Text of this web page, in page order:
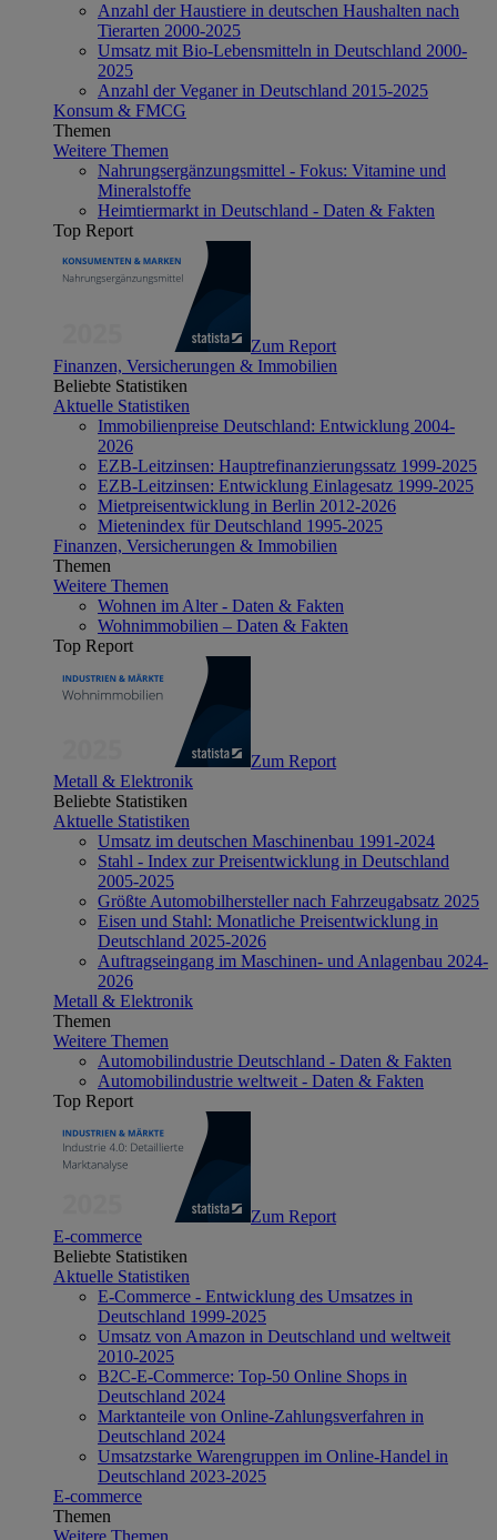
Anzahl der Haustiere in deutschen Haushalten nach
Tierarten 2000-2025
Umsatz mit Bio-Lebensmitteln in Deutschland 2000-
2025
Anzahl der Veganer in Deutschland 2015-2025
Konsum & FMCG
Themen
Weitere Themen
Nahrungsergänzungsmittel - Fokus: Vitamine und
Mineralstoffe
Heimtiermarkt in Deutschland - Daten & Fakten
Top Report
Zum Report
Finanzen, Versicherungen & Immobilien
Beliebte Statistiken
Aktuelle Statistiken
Immobilienpreise Deutschland: Entwicklung 2004-
2026
EZB-Leitzinsen: Hauptrefinanzierungssatz 1999-2025
EZB-Leitzinsen: Entwicklung Einlagesatz 1999-2025
Mietpreisentwicklung in Berlin 2012-2026
Mietenindex für Deutschland 1995-2025
Finanzen, Versicherungen & Immobilien
Themen
Weitere Themen
Wohnen im Alter - Daten & Fakten
Wohnimmobilien – Daten & Fakten
Top Report
Zum Report
Metall & Elektronik
Beliebte Statistiken
Aktuelle Statistiken
Umsatz im deutschen Maschinenbau 1991-2024
Stahl - Index zur Preisentwicklung in Deutschland
2005-2025
Größte Automobilhersteller nach Fahrzeugabsatz 2025
Eisen und Stahl: Monatliche Preisentwicklung in
Deutschland 2025-2026
Auftragseingang im Maschinen- und Anlagenbau 2024-
2026
Metall & Elektronik
Themen
Weitere Themen
Automobilindustrie Deutschland - Daten & Fakten
Automobilindustrie weltweit - Daten & Fakten
Top Report
Zum Report
E-commerce
Beliebte Statistiken
Aktuelle Statistiken
E-Commerce - Entwicklung des Umsatzes in
Deutschland 1999-2025
Umsatz von Amazon in Deutschland und weltweit
2010-2025
B2C-E-Commerce: Top-50 Online Shops in
Deutschland 2024
Marktanteile von Online-Zahlungsverfahren in
Deutschland 2024
Umsatzstarke Warengruppen im Online-Handel in
Deutschland 2023-2025
E-commerce
Themen
Weitere Themen